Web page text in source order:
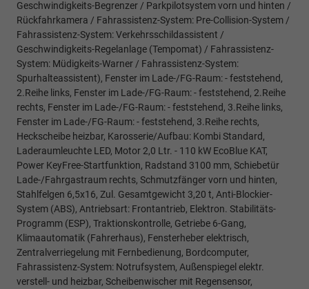
Geschwindigkeits-Begrenzer / Parkpilotsystem vorn und hinten /
Rückfahrkamera / Fahrassistenz-System: Pre-Collision-System /
Fahrassistenz-System: Verkehrsschildassistent /
Geschwindigkeits-Regelanlage (Tempomat) / Fahrassistenz-
System: Müdigkeits-Warner / Fahrassistenz-System:
Spurhalteassistent), Fenster im Lade-/FG-Raum: - feststehend,
2.Reihe links, Fenster im Lade-/FG-Raum: - feststehend, 2.Reihe
rechts, Fenster im Lade-/FG-Raum: - feststehend, 3.Reihe links,
Fenster im Lade-/FG-Raum: - feststehend, 3.Reihe rechts,
Heckscheibe heizbar, Karosserie/Aufbau: Kombi Standard,
Laderaumleuchte LED, Motor 2,0 Ltr. - 110 kW EcoBlue KAT,
Power KeyFree-Startfunktion, Radstand 3100 mm, Schiebetür
Lade-/Fahrgastraum rechts, Schmutzfänger vorn und hinten,
Stahlfelgen 6,5x16, Zul. Gesamtgewicht 3,20 t, Anti-Blockier-
System (ABS), Antriebsart: Frontantrieb, Elektron. Stabilitäts-
Programm (ESP), Traktionskontrolle, Getriebe 6-Gang,
Klimaautomatik (Fahrerhaus), Fensterheber elektrisch,
Zentralverriegelung mit Fernbedienung, Bordcomputer,
Fahrassistenz-System: Notrufsystem, Außenspiegel elektr.
verstell- und heizbar, Scheibenwischer mit Regensensor,